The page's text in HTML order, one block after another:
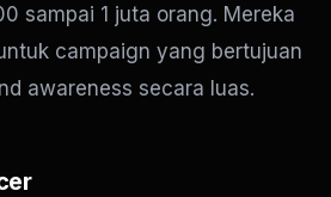
sampai 1 juta orang. Mereka
campaign yang bertujuan
awareness secara luas.